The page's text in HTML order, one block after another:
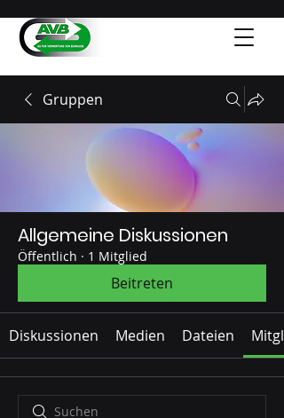
Gruppen
Allgemeine Diskussionen
Öffentlich · 1 Mitglied
Beitreten
Diskussionen Medien Dateien